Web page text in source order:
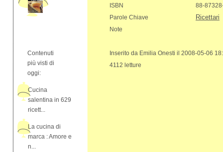
Contenuti
più visti di
oggi:
Cucina
salentina in 629
ricett...
La cucina di
marca : Amore e
n...
ISBN
88-
Parole Chiave
Ricettari
Note
Inserito da Emilia Onesti il 2008-05-06
4112 letture